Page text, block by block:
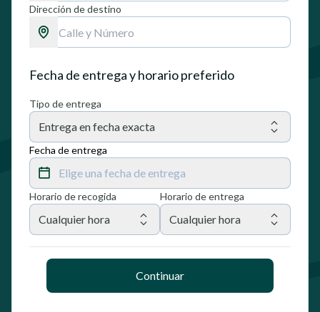
Dirección de destino
Fecha de entrega y horario preferido
Tipo de entrega
Entrega en fecha exacta
Fecha de entrega
Elige una fecha de entrega
Horario de recogida
Cualquier hora
Horario de entrega
Cualquier hora
Continuar